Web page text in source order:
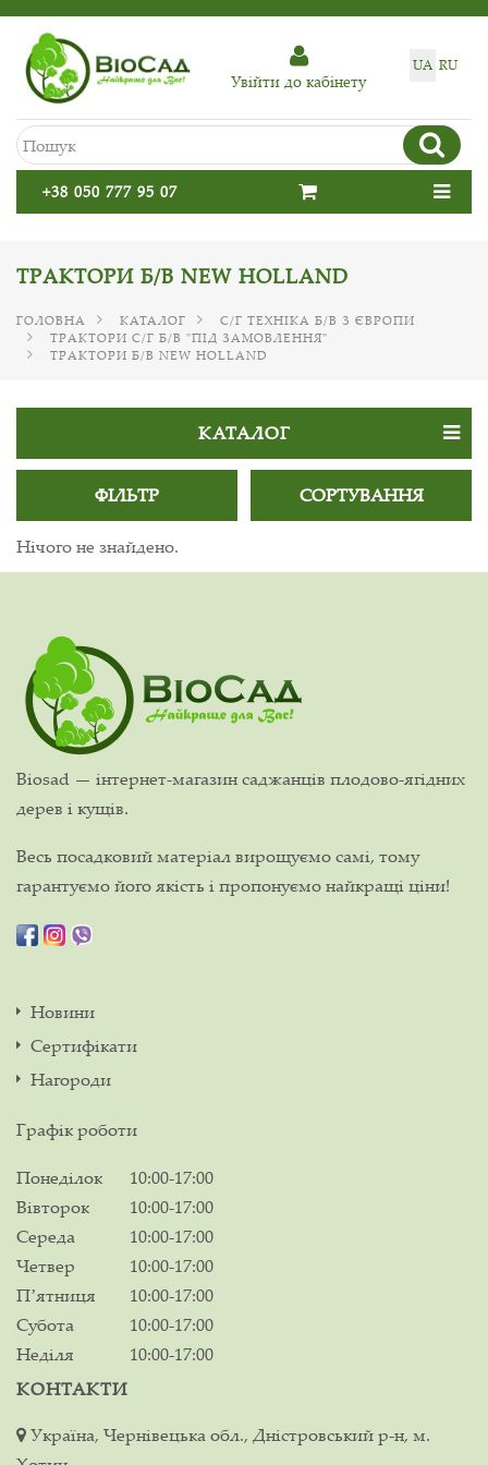
UA RU
Увiйти до кабiнету
+38 050 777 95 07
ТРАКТОРИ Б/В NEW HOLLAND
ГОЛОВНА КАТАЛОГ
С/Г ТЕХНІКА Б/В З ЄВРОПИ
ТРАКТОРИ С/Г Б/В "ПІД ЗАМОВЛЕННЯ"
ТРАКТОРИ Б/В NEW HOLLAND
КАТАЛОГ
ФІЛЬТР СОРТУВАННЯ
Нічого не знайдено.
Biosad — інтернет-магазин саджанців плодово-ягідних
дерев і кущів.
Весь посадковий матеріал вирощуємо самі, тому
гарантуємо його якість і пропонуємо найкращі ціни!
Новини
Сертифікати
Нагороди
Графік роботи
Понеділок
10:00-17:00
Вівторок
10:00-17:00
Середа
10:00-17:00
Четвер
10:00-17:00
Пʼятниця
10:00-17:00
Субота
10:00-17:00
Неділя
10:00-17:00
КОНТАКТИ
Україна, Чернівецька обл., Дністровський р-н, м.